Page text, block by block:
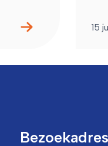
15
Bezoekadres